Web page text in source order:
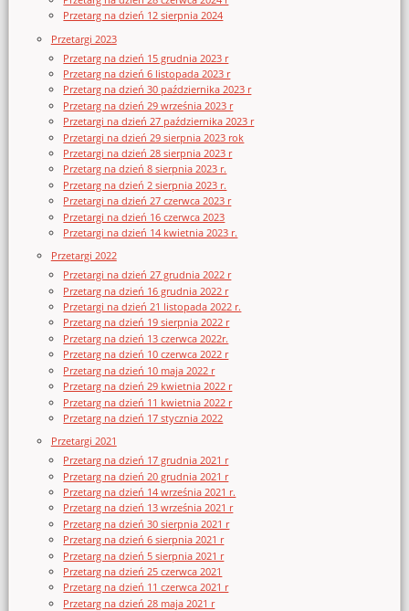
Przetarg na dzień 12 sierpnia 2024
Przetargi 2023
Przetarg na dzień 15 grudnia 2023 r
Przetarg na dzień 6 listopada 2023 r
Przetarg na dzień 30 października 2023 r
Przetarg na dzień 29 września 2023 r
Przetargi na dzień 27 października 2023 r
Przetargi na dzień 29 sierpnia 2023 rok
Przetargi na dzień 28 sierpnia 2023 r
Przetarg na dzień 8 sierpnia 2023 r.
Przetarg na dzień 2 sierpnia 2023 r.
Przetargi na dzień 27 czerwca 2023 r
Przetargi na dzień 16 czerwca 2023
Przetargi na dzień 14 kwietnia 2023 r.
Przetargi 2022
Przetargi na dzień 27 grudnia 2022 r
Przetarg na dzień 16 grudnia 2022 r
Przetargi na dzień 21 listopada 2022 r.
Przetarg na dzień 19 sierpnia 2022 r
Przetarg na dzień 13 czerwca 2022r.
Przetarg na dzień 10 czerwca 2022 r
Przetarg na dzień 10 maja 2022 r
Przetarg na dzień 29 kwietnia 2022 r
Przetarg na dzień 11 kwietnia 2022 r
Przetarg na dzień 17 stycznia 2022
Przetargi 2021
Przetarg na dzień 17 grudnia 2021 r
Przetarg na dzień 20 grudnia 2021 r
Przetarg na dzień 14 września 2021 r.
Przetarg na dzień 13 września 2021 r
Przetarg na dzień 30 sierpnia 2021 r
Przetarg na dzień 6 sierpnia 2021 r
Przetarg na dzień 5 sierpnia 2021 r
Przetarg na dzień 25 czerwca 2021
Przetarg na dzień 11 czerwca 2021 r
Przetarg na dzień 28 maja 2021 r